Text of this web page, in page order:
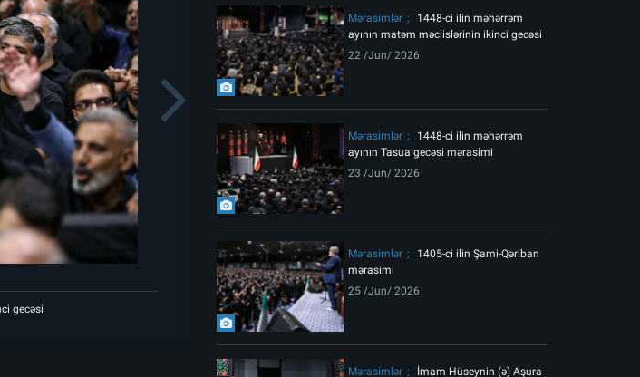
məkanda matəm mərasiminin birinci gecəsi
Next
Mərasimlər
1448-ci ilin məhərrəm
ayının matəm məclislərinin ikinci gecəsi
22 /Jun/ 2026
Mərasimlər
1448-ci ilin məhərrəm
ayının Tasua gecəsi mərasimi
23 /Jun/ 2026
Mərasimlər
1405-ci ilin Şami-Qəriban
mərasimi
25 /Jun/ 2026
Mərasimlər
İmam Hüseynin (ə) Aşura